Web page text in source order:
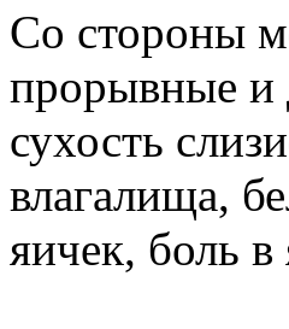
Со стороны
прорывные и
сухость
влагалища,
яичек, боль в